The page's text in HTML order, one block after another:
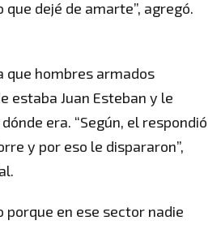
dejé de amarte”, agregó.
que hombres armados
estaba Juan Esteban y le
era. “Según, el respondió
y por eso le dispararon”,
porque en ese sector nadie